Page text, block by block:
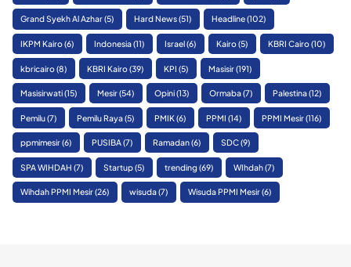
Grand Syekh Al Azhar(5) Hard News(51) Headline(102)
IKPM Kairo(6) Indonesia(11) Israel(6) Kairo(5) KBRI Cairo(10)
kbricairo(8) KBRI Kairo(39) KPI (5) Masisir(191)
Masisirwati(15) Mesir(54) Opini(13) Ormaba(7) Palestina(12)
Pemilu(7) Pemilu Raya(5) PMIK(6) PPMI (14) PPMI Mesir(116)
ppmimesir(6) PUSIBA(7) Ramadan(6) SDC(9)
SPA WIHDAH (7) Startup(5) trending (69) WIhdah(7)
Wihdah PPMI Mesir(26) wisuda(7) Wisuda PPMI Mesir(6)